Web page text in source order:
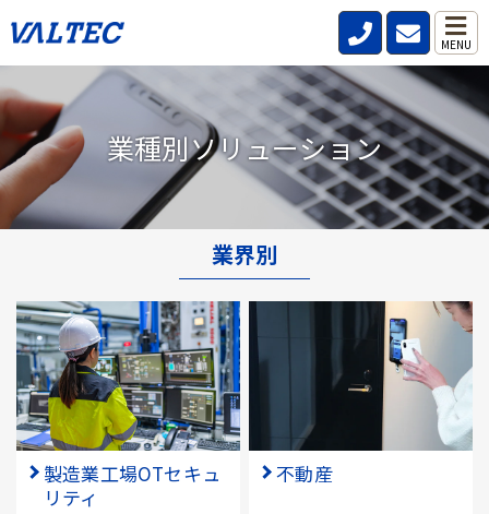
MENU
業種別ソリューション
業界別
製造業工場OTセキュ
リティ
不動産